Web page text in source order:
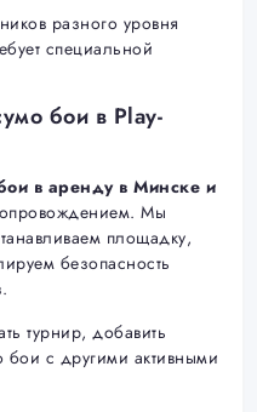
разного уровня
специальной
бои в Play-
в аренду в Минске и
Мы
площадку,
безопасность
турнир, добавить
бои с другими активными